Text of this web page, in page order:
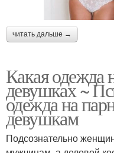
читать дальше →
Какая одежда
девушках ~
одежда на
девушкам
Подсознательно